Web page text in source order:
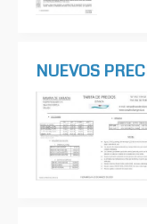
NUEVOS